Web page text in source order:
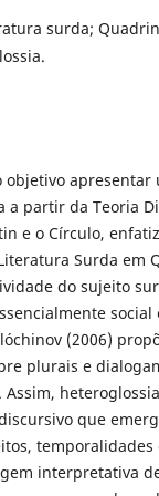
surda;
objetivo apresentar
a partir da Teoria
e o Círculo,
Surda em
do sujeito
(2006)
plurais e
Assim,
que
temporalidades
interpretativa